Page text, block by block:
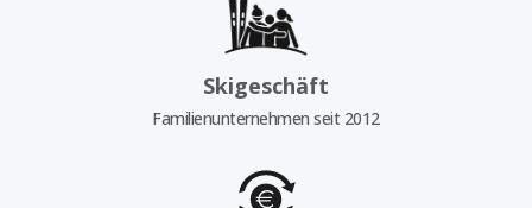
Skigeschäft
Familienunternehmen seit 2012